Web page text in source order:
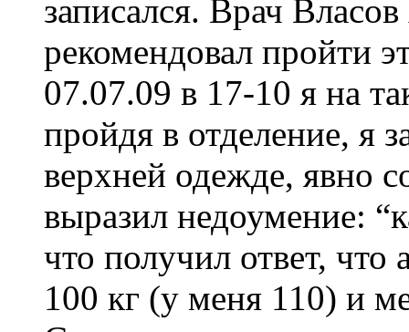
записался. Врач
рекомендовал пройти
07.07.09 в 17-10 я на
пройдя в отделение, я
верхней одежде, явно
выразил недоумение:
что получил ответ, что
100 кг (у меня 110) и